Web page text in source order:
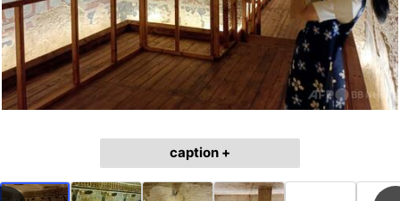
caption +